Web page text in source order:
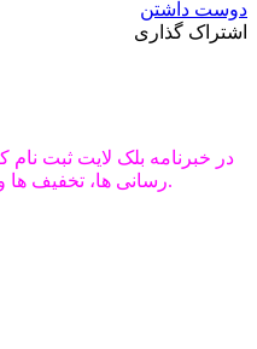
دوست داشتن
اشتراک گذاری
در خبرنامه بلک لایت ثبت نام
رسانی ها، تخفیف ها و پیشنهادات ویژه ما مطلع می شوید.